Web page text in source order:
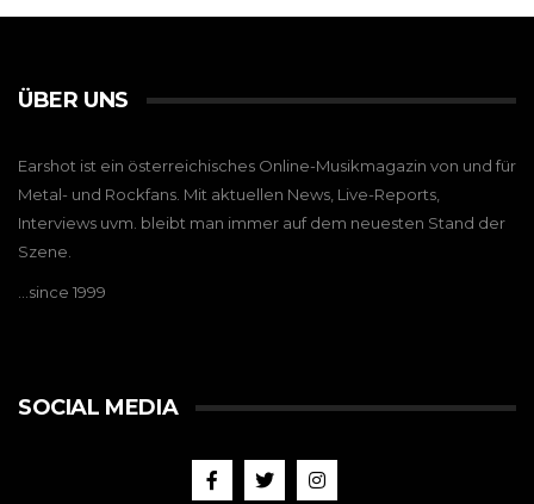
ÜBER UNS
Earshot ist ein österreichisches Online-Musikmagazin von und für
Metal- und Rockfans. Mit aktuellen News, Live-Reports,
Interviews uvm. bleibt man immer auf dem neuesten Stand der
Szene.
…since 1999
SOCIAL MEDIA